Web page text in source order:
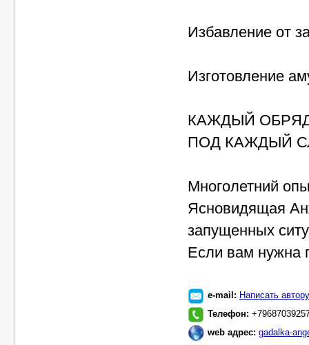
Избавление от
Изготовление
КАЖДЫЙ
ПОД КАЖДЫЙ
Многолетний
Ясновидящая
запущенных
Если вам нужна
e-mail: Написать автору
Телефон:
web адрес: gadalka-